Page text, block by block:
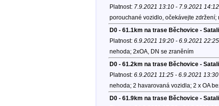
Platnost: 7.9.2021 13:10 - 7.9.2021 14:12
porouchané vozidlo, očekávejte
D0 - 61.1km na trase Běchovice -
Platnost: 6.9.2021 19:20 - 6.9.2021 22:25
nehoda; 2xOA, DN se zraněním
D0 - 61.2km na trase Běchovice -
Platnost: 6.9.2021 11:25 - 6.9.2021 13:30
nehoda; 2 havarovaná vozidla; 2 x OA
D0 - 61.9km na trase Běchovice -